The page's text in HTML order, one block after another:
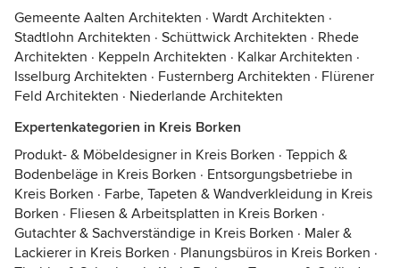
Gemeente Aalten Architekten · Wardt Architekten ·
Stadtlohn Architekten · Schüttwick Architekten · Rhede
Architekten · Keppeln Architekten · Kalkar Architekten ·
Isselburg Architekten · Fusternberg Architekten · Flürener
Feld Architekten · Niederlande Architekten
Expertenkategorien in Kreis Borken
Produkt- & Möbeldesigner in Kreis Borken · Teppich &
Bodenbeläge in Kreis Borken · Entsorgungsbetriebe in
Kreis Borken · Farbe, Tapeten & Wandverkleidung in Kreis
Borken · Fliesen & Arbeitsplatten in Kreis Borken ·
Gutachter & Sachverständige in Kreis Borken · Maler &
Lackierer in Kreis Borken · Planungsbüros in Kreis Borken ·